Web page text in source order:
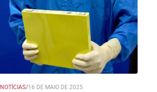
NOTÍCIAS/16 DE MAIO DE 2025